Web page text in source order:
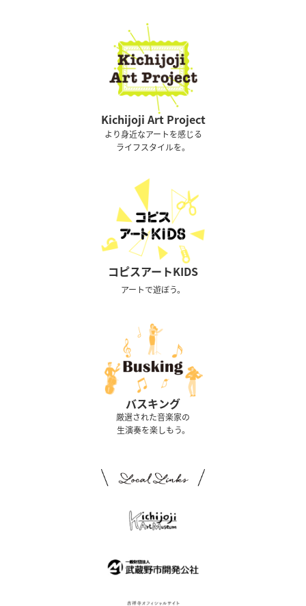
Kichijoji Art Project
より身近なアートを感じる
ライフスタイルを。
コピスアートKIDS
アートで遊ぼう。
バスキング
厳選された音楽家の
生演奏を楽しもう。